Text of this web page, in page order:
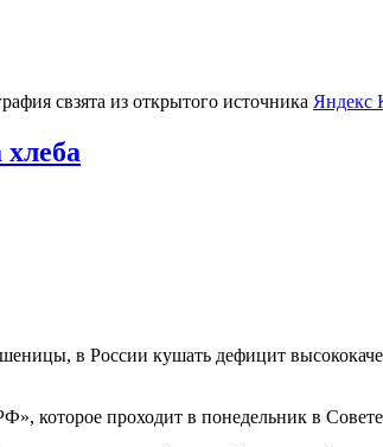
свзята из открытого источника Яндекс
в России кушать дефицит
которое проходит в понедельник в